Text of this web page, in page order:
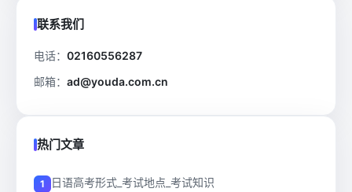
联系我们
电话： 02160556287
邮箱： ad@youda.com.cn
热门文章
日语高考形式_考试地点_考试知识